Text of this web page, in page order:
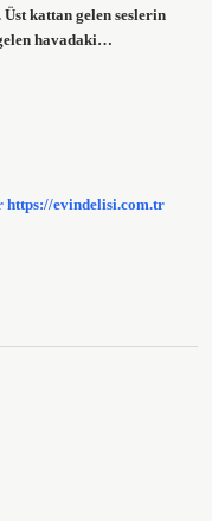
kattan gelen seslerin
havadaki…
https://evindelisi.com.tr